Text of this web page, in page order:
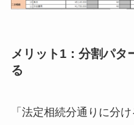
メリット1：分割パタ
る
「法定相続分通りに分